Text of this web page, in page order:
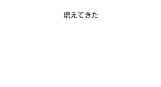
増えてきた